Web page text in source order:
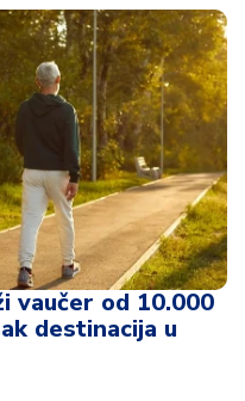
vaučer od 10.000
destinacija u